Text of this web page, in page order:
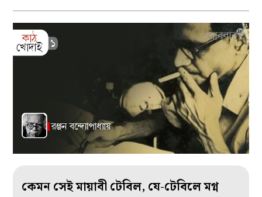
কেমন সেই মায়াবী টেবিল, যে-টেবিলে মগ্ন